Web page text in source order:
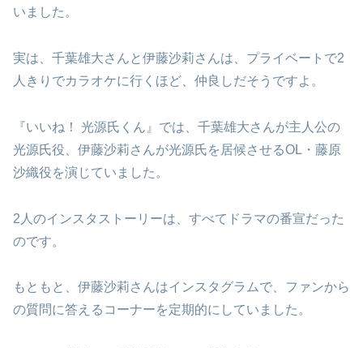
いました。
実は、千葉雄大さんと伊藤沙莉さんは、プライベートで2
人きりでカラオケに行くほど、仲良しだそうですよ。
『いいね！ 光源氏くん』では、千葉雄大さんが主人公の
光源氏役、伊藤沙莉さんが光源氏を居候させるOL・藤原
沙織役を演じていました。
2人のインスタストーリーは、すべてドラマの番宣だった
のです。
もともと、伊藤沙莉さんはインスタグラムで、ファンから
の質問に答えるコーナーを定期的にしていました。